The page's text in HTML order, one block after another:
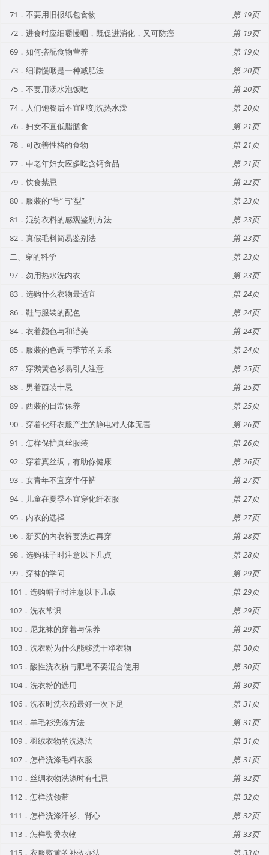
71．不要用旧报纸包食物
19
72．进食时应细嚼慢咽，既促进消化，又可防癌
19
69．如何搭配食物营养
19
73．细嚼慢咽是一种减肥法
20
75．不要用汤水泡饭吃
20
74．人们饱餐后不宜即刻洗热水澡
20
76．妇女不宜低脂膳食
21
78．可改善性格的食物
21
77．中老年妇女应多吃含钙食品
21
79．饮食禁忌
22
80．服装的“号”与“型”
23
81．混纺衣料的感观鉴别方法
23
82．真假毛料简易鉴别法
23
二、穿的科学
23
97．勿用热水洗内衣
23
83．选购什么衣物最适宜
24
86．鞋与服装的配色
24
84．衣着颜色与和谐美
24
85．服装的色调与季节的关系
24
87．穿鹅黄色衫易引人注意
25
88．男着西装十忌
25
89．西装的日常保养
25
90．穿着化纤衣服产生的静电对人体无害
26
91．怎样保护真丝服装
26
92．穿着真丝绸，有助你健康
26
93．女青年不宜穿牛仔裤
27
94．儿童在夏季不宜穿化纤衣服
27
95．内衣的选择
27
96．新买的内衣裤要洗过再穿
28
98．选购袜子时注意以下几点
28
99．穿袜的学问
29
101．选购帽子时注意以下几点
29
102．洗衣常识
29
100．尼龙袜的穿着与保养
29
103．洗衣粉为什么能够洗干净衣物
30
105．酸性洗衣粉与肥皂不要混合使用
30
104．洗衣粉的选用
30
106．洗衣时洗衣粉最好一次下足
31
108．羊毛衫洗涤方法
31
109．羽绒衣物的洗涤法
31
107．怎样洗涤毛料衣服
31
110．丝绸衣物洗涤时有七忌
32
112．怎样洗领带
32
111．怎样洗涤汗衫、背心
32
113．怎样熨烫衣物
33
115．衣服熨黄的补救办法
33